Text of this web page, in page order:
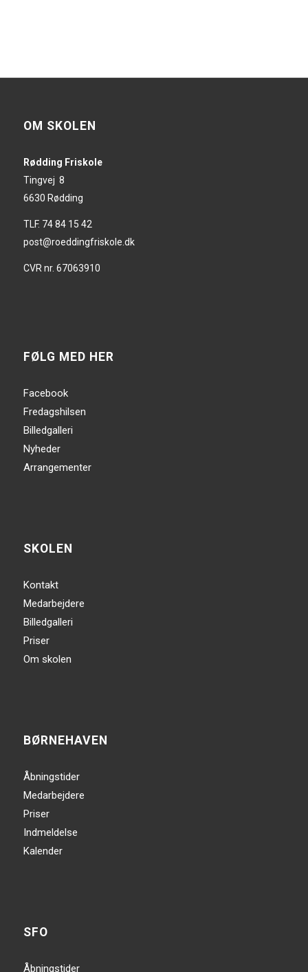
OM SKOLEN
Rødding Friskole
Tingvej 8
6630 Rødding
TLF. 74 84 15 42
post@roeddingfriskole.dk
CVR nr. 67063910
FØLG MED HER
Facebook
Fredagshilsen
Billedgalleri
Nyheder
Arrangementer
SKOLEN
Kontakt
Medarbejdere
Billedgalleri
Priser
Om skolen
BØRNEHAVEN
Åbningstider
Medarbejdere
Priser
Indmeldelse
Kalender
SFO
Åbningstider